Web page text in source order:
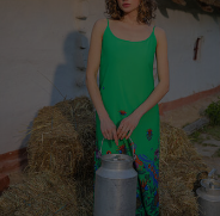
Всі
міді